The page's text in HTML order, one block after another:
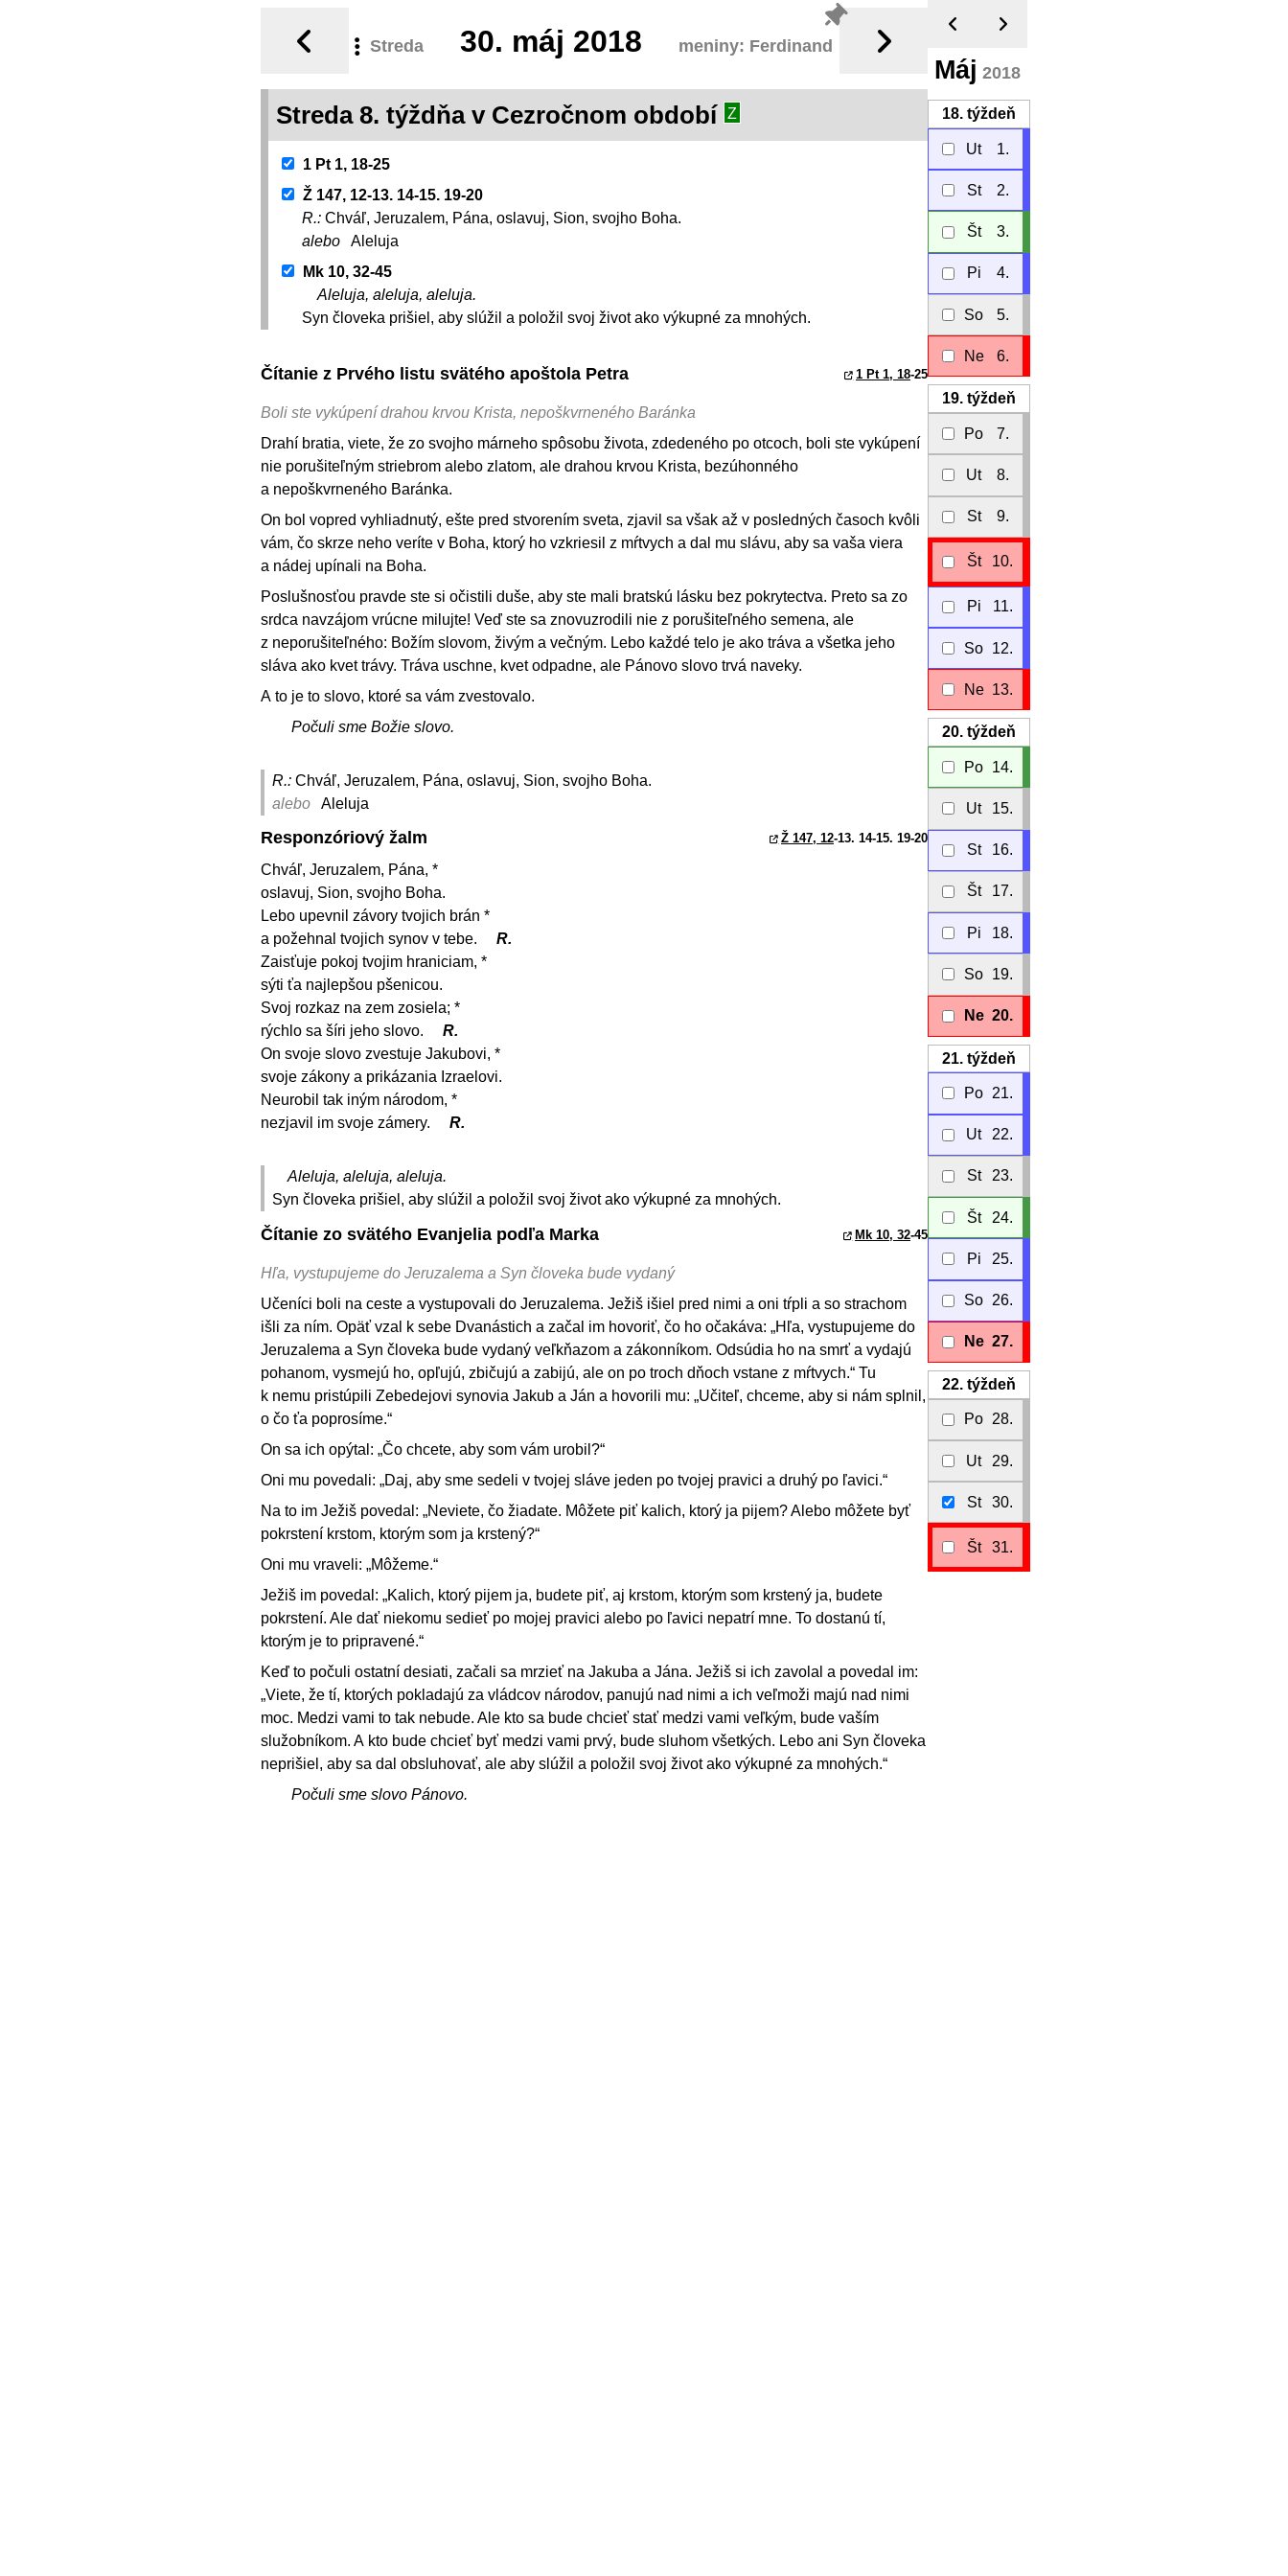
Streda 30. máj 2018 meniny: Ferdinand
Streda 8. týždňa v Cezročnom období Z
1 Pt 1, 18-25
Ž 147, 12-13. 14-15. 19-20
R.: Chváľ, Jeruzalem, Pána, oslavuj, Sion, svojho Boha.
alebo
Aleluja
Mk 10, 32-45
Aleluja, aleluja, aleluja.
Syn človeka prišiel, aby slúžil a položil svoj život ako výkupné za mnohých.
Čítanie z Prvého listu svätého apoštola Petra 1 Pt 1, 18-25
Boli ste vykúpení drahou krvou Krista, nepoškvrneného Baránka
Drahí bratia, viete, že zo svojho márneho spôsobu života, zdedeného po otcoch, boli ste vykúpení
nie porušiteľným striebrom alebo zlatom, ale drahou krvou Krista, bezúhonného
a nepoškvrneného Baránka.
On bol vopred vyhliadnutý, ešte pred stvorením sveta, zjavil sa však až v posledných časoch kvôli
vám, čo skrze neho veríte v Boha, ktorý ho vzkriesil z mŕtvych a dal mu slávu, aby sa vaša viera
a nádej upínali na Boha.
Poslušnosťou pravde ste si očistili duše, aby ste mali bratskú lásku bez pokrytectva. Preto sa zo
srdca navzájom vrúcne milujte! Veď ste sa znovuzrodili nie z porušiteľného semena, ale
z neporušiteľného: Božím slovom, živým a večným. Lebo každé telo je ako tráva a všetka jeho
sláva ako kvet trávy. Tráva uschne, kvet odpadne, ale Pánovo slovo trvá naveky.
A to je to slovo, ktoré sa vám zvestovalo.
Počuli sme Božie slovo.
R.: Chváľ, Jeruzalem, Pána, oslavuj, Sion, svojho Boha.
alebo
Aleluja
Responzóriový žalm Ž 147, 12-13. 14-15. 19-20
Chváľ, Jeruzalem, Pána, *
oslavuj, Sion, svojho Boha.
Lebo upevnil závory tvojich brán *
a požehnal tvojich synov v tebe.
R.
Zaisťuje pokoj tvojim hraniciam, *
sýti ťa najlepšou pšenicou.
Svoj rozkaz na zem zosiela; *
rýchlo sa šíri jeho slovo.
R.
On svoje slovo zvestuje Jakubovi, *
svoje zákony a prikázania Izraelovi.
Neurobil tak iným národom, *
nezjavil im svoje zámery.
R.
Aleluja, aleluja, aleluja.
Syn človeka prišiel, aby slúžil a položil svoj život ako výkupné za mnohých.
Čítanie zo svätého Evanjelia podľa Marka Mk 10, 32-45
Hľa, vystupujeme do Jeruzalema a Syn človeka bude vydaný
Učeníci boli na ceste a vystupovali do Jeruzalema. Ježiš išiel pred nimi a oni tŕpli a so strachom
išli za ním. Opäť vzal k sebe Dvanástich a začal im hovoriť, čo ho očakáva: „Hľa, vystupujeme do
Jeruzalema a Syn človeka bude vydaný veľkňazom a zákonníkom. Odsúdia ho na smrť a vydajú
pohanom, vysmejú ho, opľujú, zbičujú a zabijú, ale on po troch dňoch vstane z mŕtvych.“ Tu
k nemu pristúpili Zebedejovi synovia Jakub a Ján a hovorili mu: „Učiteľ, chceme, aby si nám splnil,
o čo ťa poprosíme.“
On sa ich opýtal: „Čo chcete, aby som vám urobil?“
Oni mu povedali: „Daj, aby sme sedeli v tvojej sláve jeden po tvojej pravici a druhý po ľavici.“
Na to im Ježiš povedal: „Neviete, čo žiadate. Môžete piť kalich, ktorý ja pijem? Alebo môžete byť
pokrstení krstom, ktorým som ja krstený?“
Oni mu vraveli: „Môžeme.“
Ježiš im povedal: „Kalich, ktorý pijem ja, budete piť, aj krstom, ktorým som krstený ja, budete
pokrstení. Ale dať niekomu sedieť po mojej pravici alebo po ľavici nepatrí mne. To dostanú tí,
ktorým je to pripravené.“
Keď to počuli ostatní desiati, začali sa mrzieť na Jakuba a Jána. Ježiš si ich zavolal a povedal im:
„Viete, že tí, ktorých pokladajú za vládcov národov, panujú nad nimi a ich veľmoži majú nad nimi
moc. Medzi vami to tak nebude. Ale kto sa bude chcieť stať medzi vami veľkým, bude vaším
služobníkom. A kto bude chcieť byť medzi vami prvý, bude sluhom všetkých. Lebo ani Syn človeka
neprišiel, aby sa dal obsluhovať, ale aby slúžil a položil svoj život ako výkupné za mnohých.“
Počuli sme slovo Pánovo.
Máj 2018
18. týždeň
Ut 1.
St 2.
Št 3.
Pi 4.
So 5.
Ne 6.
19. týždeň
Po 7.
Ut 8.
St 9.
Št 10.
Pi 11.
So 12.
Ne 13.
20. týždeň
Po 14.
Ut 15.
St 16.
Št 17.
Pi 18.
So 19.
Ne 20.
21. týždeň
Po 21.
Ut 22.
St 23.
Št 24.
Pi 25.
So 26.
Ne 27.
22. týždeň
Po 28.
Ut 29.
St 30.
Št 31.